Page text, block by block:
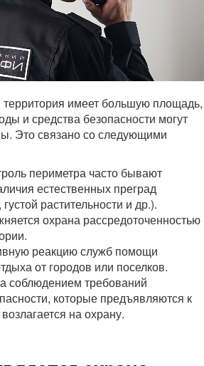
территория имеет большую площадь,
и средства безопасности могут
Это связано со следующими
периметра часто бывают
естественных преград
растительности и др.).
охрана рассредоточенностью
реакцию служб помощи
от городов или поселков.
соблюдением требований
которые предъявляются к
на охрану.